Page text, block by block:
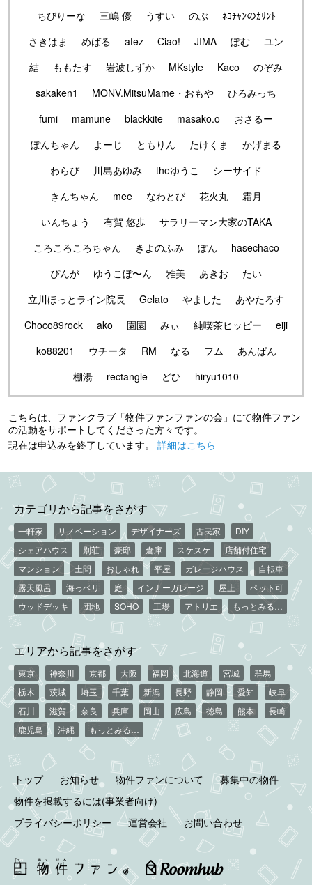
ちびりーな
三嶋 優 うすい のぶ
ﾈｺﾁｬﾝのｶﾘﾝﾄ
さきはま
めばる atez Ciao! JIMA ぽむ
ユン
結
ももたす 岩波しずか MKstyle Kaco
のぞみ
sakaken1
MONV.MitsuMame・おもや
ひろみっち
fumi
mamune blackkite masako.o
おさるー
ぽんちゃん
よーじ ともりん たけくま
かげまる
わらび
川島あゆみ theゆうこ
シーサイド
きんちゃん
mee なわとび 花火丸
霜月
いんちょう
有賀 悠歩
サラリーマン大家のTAKA
ころころころちゃん
きよのふみ ぽん
hasechaco
ぴんが
ゆうこぼ〜ん 雅美 あきお
たい
立川ほっとライン院長
Gelato やました
あやたろす
Choco89rock
ako 園園 みぃ 純喫茶ヒッピー
eiji
ko88201
ウチータ RM なる フム
あんぱん
棚湯
rectangle どひ hiryu1010
こちらは、ファンクラブ「物件ファンファンの会」にて物件ファン
の活動をサポートしてくださった方々です。
現在は申込みを終了しています。 詳細はこちら
カテゴリから記事をさがす
一軒家 リノベーション デザイナーズ 古民家
DIY
シェアハウス
別荘 豪邸 倉庫 スケスケ
店舗付住宅
マンション
土間 おしゃれ 平屋 ガレージハウス
自転車
露天風呂
海っペリ 庭 インナーガレージ 屋上
ペット可
ウッドデッキ
団地 SOHO 工場 アトリエ もっとみる…
エリアから記事をさがす
東京 神奈川 京都 大阪 福岡 北海道 宮城
群馬
栃木
茨城 埼玉 千葉 新潟 長野 静岡 愛知
岐阜
石川
滋賀 奈良 兵庫 岡山 広島 徳島 熊本
長崎
鹿児島
沖縄 もっとみる…
トップ お知らせ 物件ファンについて
募集中の物件
物件を掲載するには(事業者向け)
プライバシーポリシー
運営会社 お問い合わせ